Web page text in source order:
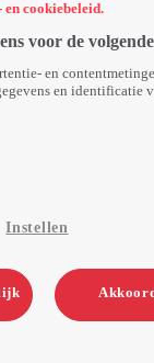
cookiebeleid.
voor de
en
en identificatie
Instellen